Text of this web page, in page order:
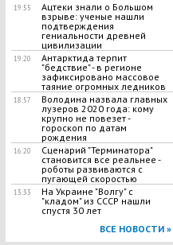
19:55
Ацтеки знали о Большом
взрыве: ученые нашли
подтверждения
гениальности древней
цивилизации
19:20
Антарктида терпит
"бедствие" - в регионе
зафиксировано массовое
таяние огромных ледников
18:57
Володина назвала главных
лузеров 2020 года: кому
крупно не повезет -
гороскоп по датам
рождения
16:20
Сценарий "Терминатора"
становится все реальнее -
роботы развиваются с
пугающей скоростью
13:33
​На Украине "Волгу" с
"кладом" из СССР нашли
спустя 30 лет
ВСЕ НОВОСТИ »